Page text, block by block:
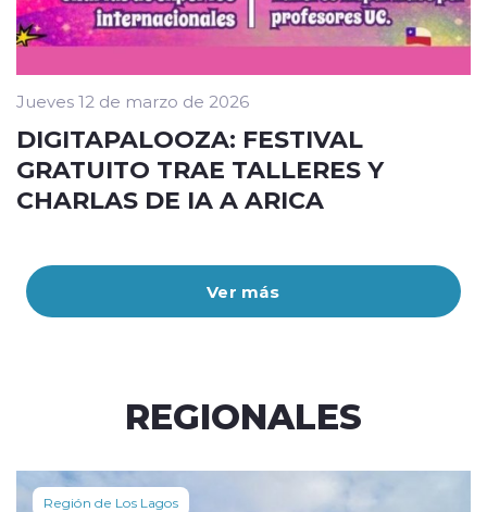
Ver más
Jueves 12 de marzo de 2026
DIGITAPALOOZA: FESTIVAL
GRATUITO TRAE TALLERES Y
CHARLAS DE IA A ARICA
REGIONALES
Región de Los Lagos